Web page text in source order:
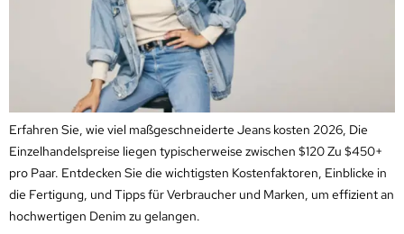
Erfahren Sie, wie viel maßgeschneiderte Jeans kosten 2026, Die
Einzelhandelspreise liegen typischerweise zwischen $120 Zu $450+
pro Paar. Entdecken Sie die wichtigsten Kostenfaktoren, Einblicke in
die Fertigung, und Tipps für Verbraucher und Marken, um effizient an
hochwertigen Denim zu gelangen.